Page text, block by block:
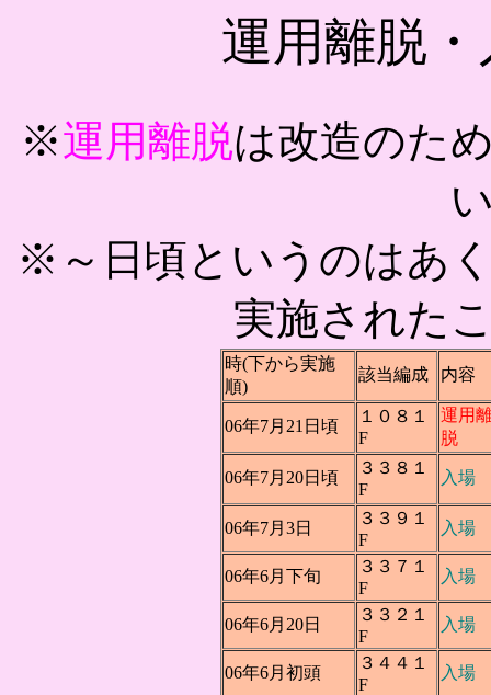
運用離脱
※運用離脱は改造のた
※～日頃というのはあ
実施された
時(下から実施
順)
該当編成 内容
06年7月21日頃
１０８１
F
運用
脱
06年7月20日頃
３３８１
F
入場
06年7月3日
３３９１
F
入場
06年6月下旬
３３７１
F
入場
06年6月20日
３３２１
F
入場
06年6月初頭
３４４１
F
入場